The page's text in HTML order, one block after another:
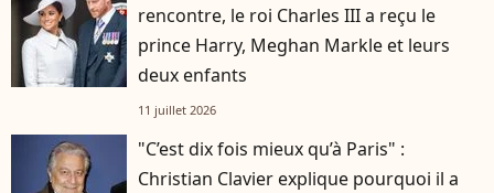
rencontre, le roi Charles III a reçu le
prince Harry, Meghan Markle et leurs
deux enfants
11 juillet 2026
"C’est dix fois mieux qu’à Paris" :
Christian Clavier explique pourquoi il a